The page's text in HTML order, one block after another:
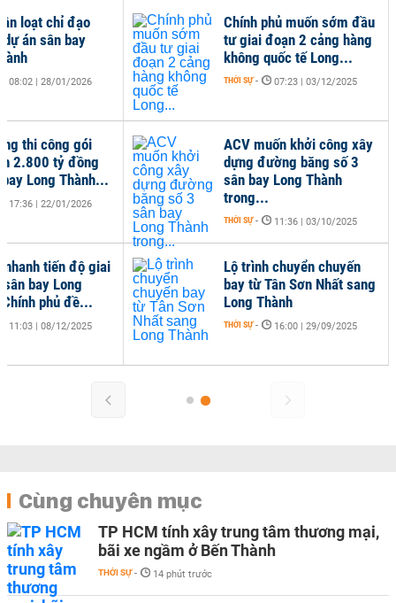
loạt chỉ đạo
án sân bay
08:02 | 28/01/2026
thi công gói
2.800 tỷ đồng
Long Thành...
17:36 | 22/01/2026
tiến độ giai
bay Long
phủ đề...
11:03 | 08/12/2025
Chính phủ muốn sớm đầu
tư giai đoạn 2 cảng hàng
không quốc tế Long...
THỜI SỰ - 07:23 | 03/12/2025
ACV muốn khởi công xây
dựng đường băng số 3
sân bay Long Thành
trong...
THỜI SỰ - 11:36 | 03/10/2025
Lộ trình chuyển chuyến
bay từ Tân Sơn Nhất sang
Long Thành
THỜI SỰ - 16:00 | 29/09/2025
Cùng chuyên mục
TP HCM tính xây trung tâm thương mại,
bãi xe ngầm ở Bến Thành
THỜI SỰ - 14 phút trước